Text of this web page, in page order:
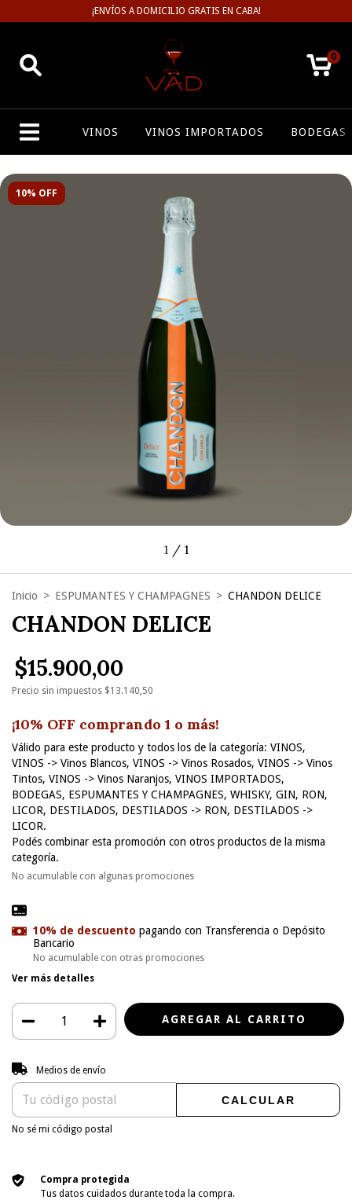
¡ENVÍOS A DOMICILIO GRATIS EN CABA!
0
VINOS VINOS IMPORTADOS BODEGAS
10% OFF
1 / 1
Inicio > ESPUMANTES Y CHAMPAGNES > CHANDON DELICE
CHANDON DELICE
$15.900,00
Precio sin impuestos $13.140,50
¡10% OFF comprando 1 o más!
Válido para este producto y todos los de la categoría: VINOS,
VINOS -> Vinos Blancos, VINOS -> Vinos Rosados, VINOS -> Vinos
Tintos, VINOS -> Vinos Naranjos, VINOS IMPORTADOS,
BODEGAS, ESPUMANTES Y CHAMPAGNES, WHISKY, GIN, RON,
LICOR, DESTILADOS, DESTILADOS -> RON, DESTILADOS ->
LICOR.
Podés combinar esta promoción con otros productos de la misma
categoría.
No acumulable con algunas promociones
10% de descuento pagando con Transferencia o Depósito
Bancario
No acumulable con otras promociones
Ver más detalles
Entregas para el CP:
Medios de envío
CALCULAR
No sé mi código postal
Compra protegida
Tus datos cuidados durante toda la compra.